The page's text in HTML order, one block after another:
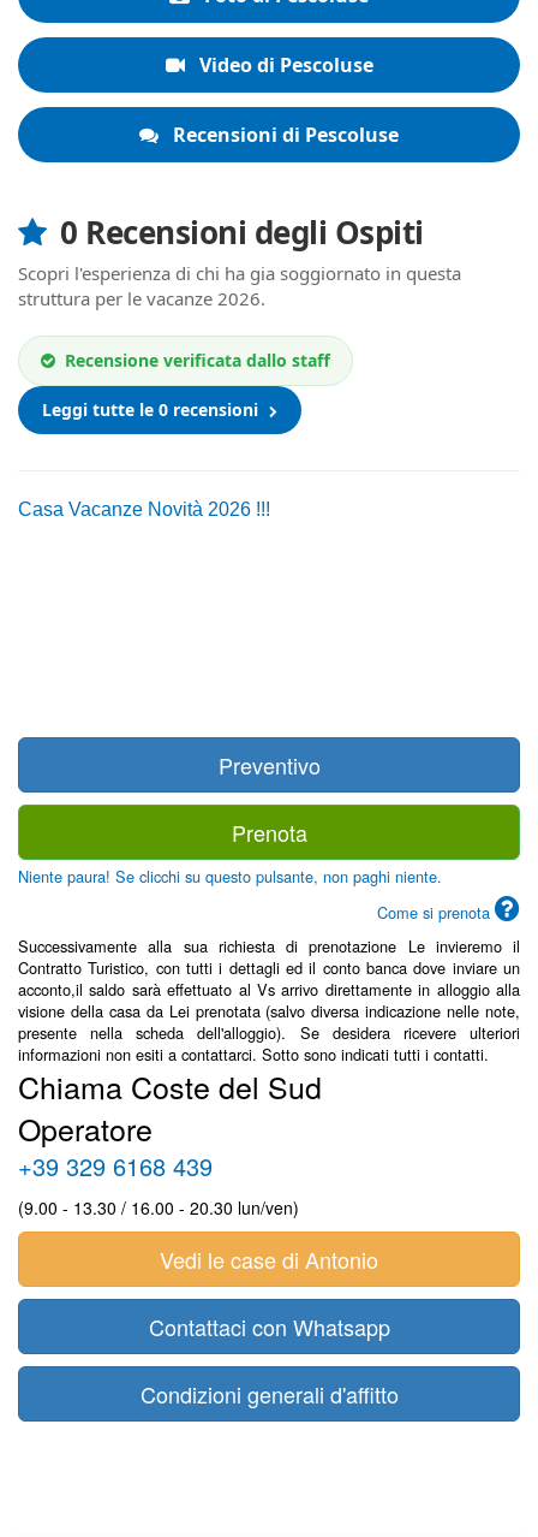
Video di Pescoluse
Recensioni di Pescoluse
0 Recensioni degli Ospiti
Scopri l'esperienza di chi ha gia soggiornato in questa
struttura per le vacanze 2026.
Recensione verificata dallo staff
Leggi tutte le 0 recensioni
Casa Vacanze Novità 2026 !!!
Preventivo
Prenota
Niente paura! Se clicchi su questo pulsante, non paghi niente.
Come si prenota
Successivamente alla sua richiesta di prenotazione Le invieremo il
Contratto Turistico, con tutti i dettagli ed il conto banca dove inviare un
acconto,il saldo sarà effettuato al Vs arrivo direttamente in alloggio alla
visione della casa da Lei prenotata (salvo diversa indicazione nelle note,
presente nella scheda dell'alloggio). Se desidera ricevere ulteriori
informazioni non esiti a contattarci. Sotto sono indicati tutti i contatti.
Chiama Coste del Sud
Operatore
+39 329 6168 439
(9.00 - 13.30 / 16.00 - 20.30 lun/ven)
Vedi le case di Antonio
Contattaci con Whatsapp
Condizioni generali d'affitto